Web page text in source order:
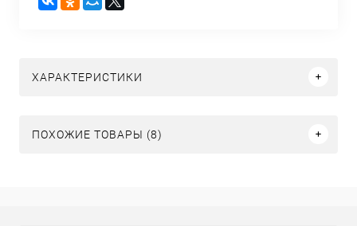
ХАРАКТЕРИСТИКИ
ПОХОЖИЕ ТОВАРЫ (8)